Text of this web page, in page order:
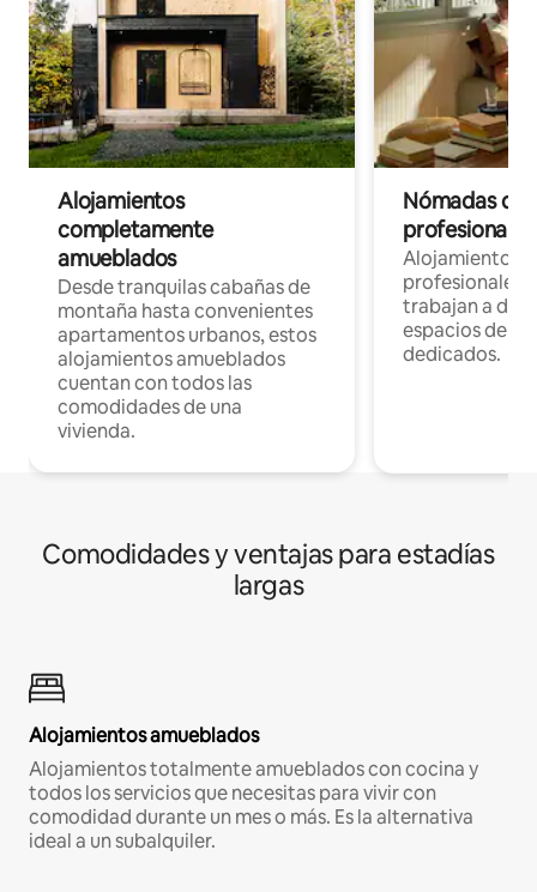
Alojamientos
completamente
amueblados
Desde tranquilas cabañas de
montaña hasta convenientes
apartamentos urbanos, estos
alojamientos amueblados
cuentan con todos las
comodidades de una
vivienda.
Nómadas
Alojamientos
profesionales
trabajan a
espacios de
dedicados.
Comodidades y ventajas para estadías
largas
Alojamientos amueblados
Alojamientos totalmente amueblados con cocina y
todos los servicios que necesitas para vivir con
comodidad durante un mes o más. Es la alternativa
ideal a un subalquiler.